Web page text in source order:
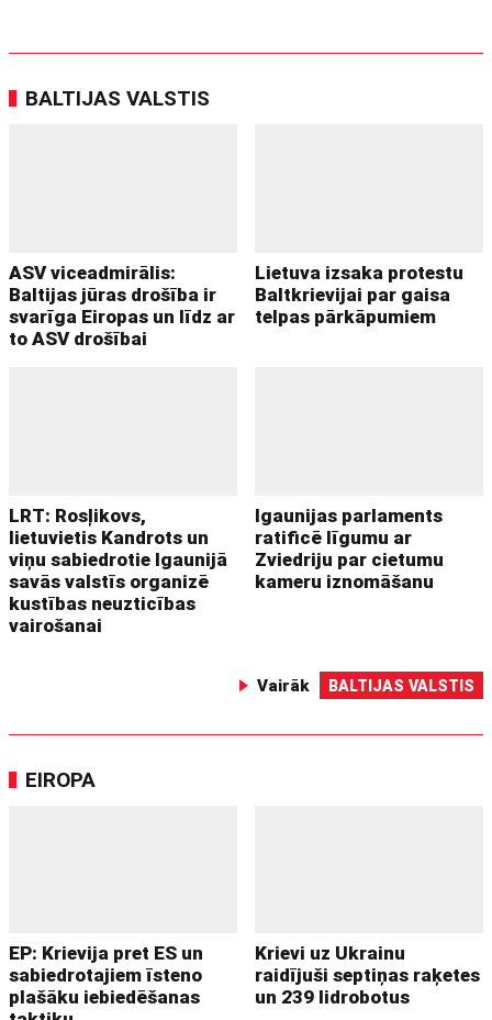
BALTIJAS VALSTIS
ASV viceadmirālis:
Baltijas jūras drošība ir
svarīga Eiropas un līdz ar
to ASV drošībai
Lietuva izsaka protestu
Baltkrievijai par gaisa
telpas pārkāpumiem
LRT: Rosļikovs,
lietuvietis Kandrots un
viņu sabiedrotie Igaunijā
savās valstīs organizē
kustības neuzticības
vairošanai
Igaunijas parlaments
ratificē līgumu ar
Zviedriju par cietumu
kameru iznomāšanu
Vairāk BALTIJAS VALSTIS
EIROPA
EP: Krievija pret ES un
sabiedrotajiem īsteno
plašāku iebiedēšanas
Krievi uz Ukrainu
raidījuši septiņas raķetes
un 239 lidrobotus